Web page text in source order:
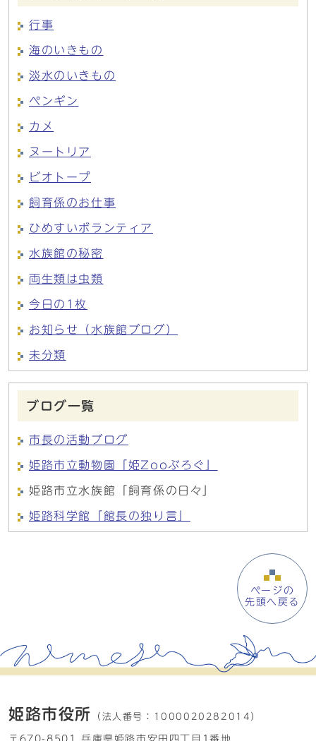
行事
海のいきもの
淡水のいきもの
ペンギン
カメ
ヌートリア
ビオトープ
飼育係のお仕事
ひめすいボランティア
水族館の秘密
両生類は虫類
今日の1枚
お知らせ（水族館ブログ）
未分類
ブログ一覧
市長の活動ブログ
姫路市立動物園「姫Zooぶろぐ」
姫路市立水族館「飼育係の日々」
姫路科学館「館長の独り言」
ページの
先頭へ戻る
姫路市役所 （法人番号： 1000020282014）
〒670-8501 兵庫県姫路市安田四丁目1番地